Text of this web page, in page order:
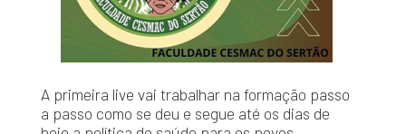
A primeira live vai trabalhar na formação passo
a passo como se deu e segue até os dias de